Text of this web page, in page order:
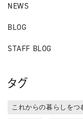
NEWS
BLOG
STAFF BLOG
タグ
これからの暮らしをつ